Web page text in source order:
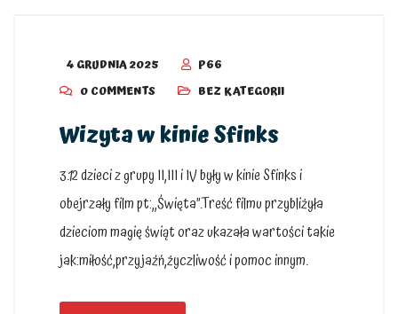
4 GRUDNIA 2025
P66
0 COMMENTS
BEZ KATEGORII
Wizyta w kinie Sfinks
3.12 dzieci z grupy II,III i IV były w kinie Sfinks i
obejrzały film pt:,,Święta”.Treść filmu przybliżyła
dzieciom magię świąt oraz ukazała wartości takie
jak:miłość,przyjaźń,życzliwość i pomoc innym.